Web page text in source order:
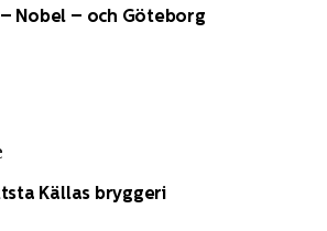
Nobel – och Göteborg
Källas bryggeri